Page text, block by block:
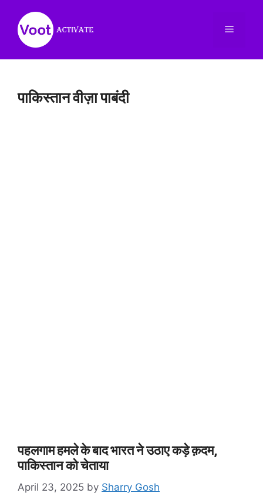
content
Menu
पाकिस्तान वीज़ा पाबंदी
पहलगाम हमले के बाद भारत ने उठाए कड़े क़दम,
पाकिस्तान को चेताया
April 23, 2025 by Sharry Gosh